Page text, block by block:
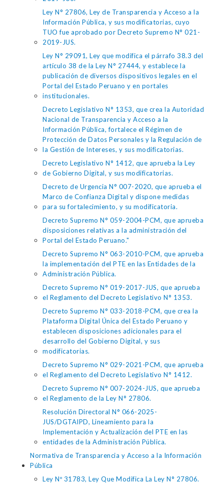
Ley N° 27806, Ley de Transparencia y Acceso a la
Información Pública, y sus modificatorias, cuyo
TUO fue aprobado por Decreto Supremo N° 021-
2019-JUS.
Ley N° 29091, Ley que modifica el párrafo 38.3 del
artículo 38 de la Ley N° 27444, y establece la
publicación de diversos dispositivos legales en el
Portal del Estado Peruano y en portales
institucionales.
Decreto Legislativo N° 1353, que crea la Autoridad
Nacional de Transparencia y Acceso a la
Información Pública, fortalece el Régimen de
Protección de Datos Personales y la Regulación de
la Gestión de Intereses, y sus modificatorias.
Decreto Legislativo N° 1412, que aprueba la Ley
de Gobierno Digital, y sus modificatorias.
Decreto de Urgencia N° 007-2020, que aprueba el
Marco de Confianza Digital y dispone medidas
para su fortalecimiento, y su modificatoria.
Decreto Supremo N° 059-2004-PCM, que aprueba
disposiciones relativas a la administración del
Portal del Estado Peruano."
Decreto Supremo N° 063-2010-PCM, que aprueba
la implementación del PTE en las Entidades de la
Administración Pública.
Decreto Supremo N° 019-2017-JUS, que aprueba
el Reglamento del Decreto Legislativo N° 1353.
Decreto Supremo N° 033-2018-PCM, que crea la
Plataforma Digital Única del Estado Peruano y
establecen disposiciones adicionales para el
desarrollo del Gobierno Digital, y sus
modificatorias.
Decreto Supremo N° 029-2021-PCM, que aprueba
el Reglamento del Decreto Legislativo N° 1412.
Decreto Supremo N° 007-2024-JUS, que aprueba
el Reglamento de la Ley N° 27806.
Resolución Directoral N° 066-2025-
JUS/DGTAIPD, Lineamiento para la
Implementación y Actualización del PTE en las
entidades de la Administración Pública.
Normativa de Transparencia y Acceso a la Información
Pública
Ley Nº 31783, Ley Que Modifica La Ley N° 27806.